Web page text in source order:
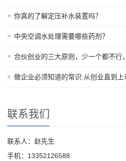
你真的了解定压补水装置吗？
中央空调水处理需要哪些药剂？
合伙创业的三大原则，少一个都不行
做企业必须知道的常识:从创业直到
联系我们
联系人：赵先生
手机：13352126588